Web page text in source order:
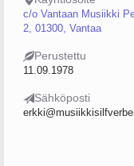
c/o Vantaan Musiikki
2, 01300, Vantaa
Perustettu
11.09.1978
Sähköposti